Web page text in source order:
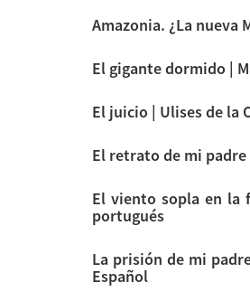
Amazonia. ¿La nueva
El gigante dormido |
El juicio | Ulises de la
El retrato de mi padre
El viento sopla en la
portugués
La prisión de mi
Español